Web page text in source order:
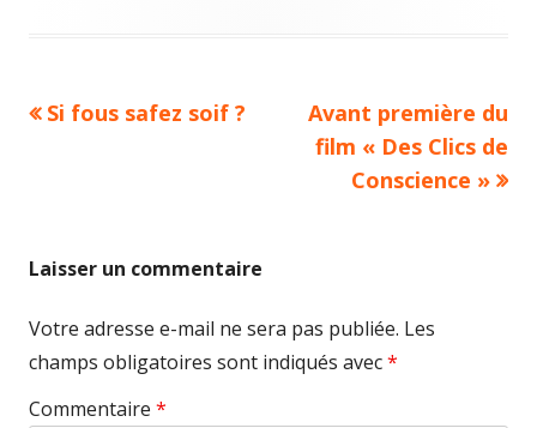
Navigation
Article
Si fous safez soif ?
Article
suivant :
Avant première du
film « Des Clics de
Conscience »
Laisser un commentaire
Votre adresse e-mail ne sera pas publiée. Les
champs obligatoires sont indiqués avec*
Commentaire *